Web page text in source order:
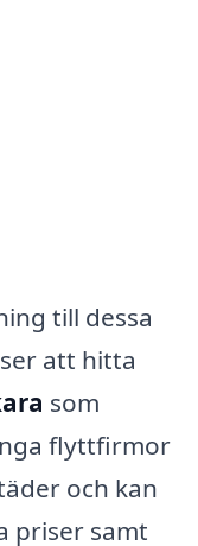
till dessa
att hitta
som
flyttfirmor
och kan
priser samt